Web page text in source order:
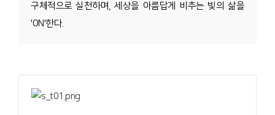
구체적으로 실천하며, 세상을 아름답게 비추는 빛의 삶을
'ON'한다.